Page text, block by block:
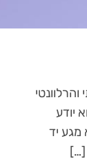
יודע
מגע יד
[…]